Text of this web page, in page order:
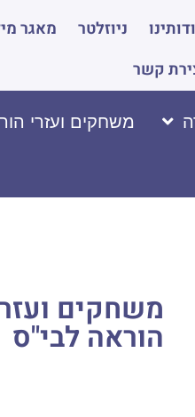
ניוזלטר
מאגר
קשר
משחקים ועזרי
משחקים
הוראה לבי"ס